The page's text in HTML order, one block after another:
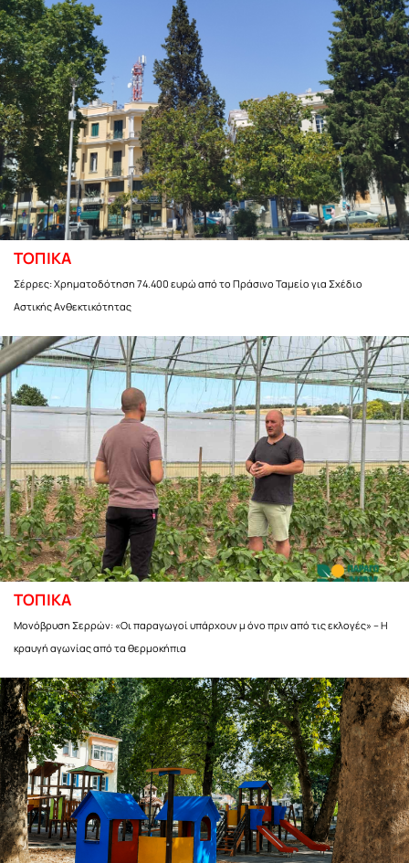
ΤΟΠΙΚΑ
Σέρρες: Χρηματοδότηση 74.400 ευρώ από το Πράσινο Ταμείο για Σχέδιο
Αστικής Ανθεκτικότητας
ΤΟΠΙΚΑ
Μονόβρυση Σερρών: «Οι παραγωγοί υπάρχουν μ όνο πριν από τις εκλογές» – Η
κραυγή αγωνίας από τα θερμοκήπια